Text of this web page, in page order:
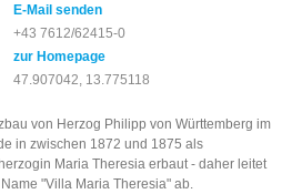
E-Mail senden
+43 7612/62415-0
zur Homepage
47.907042, 13.775118
von Herzog Philipp von Württemberg im
in zwischen 1872 und 1875 als
Maria Theresia erbaut - daher leitet
"Villa Maria Theresia" ab.